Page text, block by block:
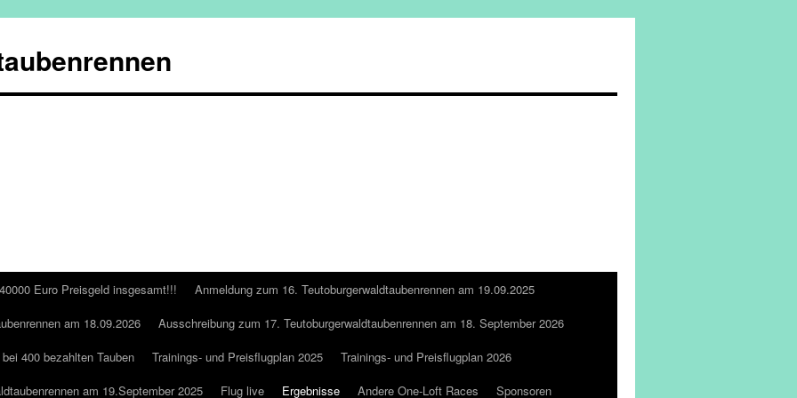
Euro Preisgeld insgesamt!!!
Anmeldung zum 16. Teutoburgerwaldtaubenrennen am 19.09.2025
am 18.09.2026
Ausschreibung zum 17. Teutoburgerwaldtaubenrennen am 18. September 2026
400 bezahlten Tauben Trainings- und Preisflugplan 2025
Trainings- und Preisflugplan 2026
am 19.September 2025
Flug live Ergebnisse Andere One-Loft Races
Sponsoren